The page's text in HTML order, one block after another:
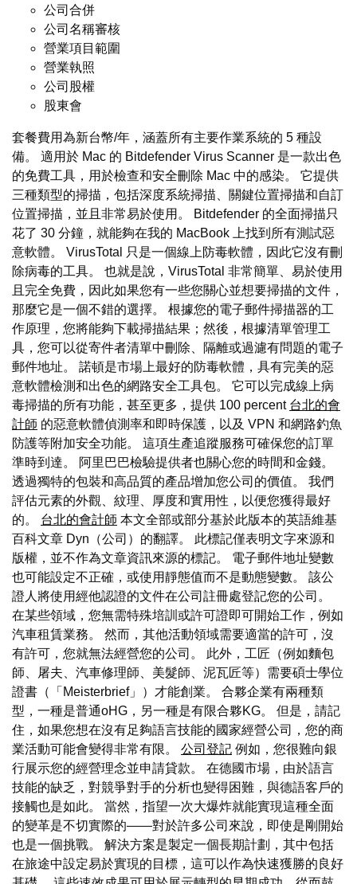
公司合併
公司名稱審核
營業項目範圍
營業執照
公司股權
股東會
套餐費用為新台幣/年，涵蓋所有主要作業系統的 5 種設
備。 適用於 Mac 的 Bitdefender Virus Scanner 是一款出色
的免費工具，用於檢查和安全刪除 Mac 中的感染。 它提供
三種類型的掃描，包括深度系統掃描、關鍵位置掃描和自訂
位置掃描，並且非常易於使用。 Bitdefender 的全面掃描只
花了 30 分鐘，就能夠在我的 MacBook 上找到所有測試惡
意軟體。 VirusTotal 只是一個線上防毒軟體，因此它沒有刪
除病毒的工具。 也就是說，VirusTotal 非常簡單、易於使用
且完全免費，因此如果您有一些您關心並想要掃描的文件，
那麼它是一個不錯的選擇。 根據您的電子郵件掃描器的工
作原理，您將能夠下載掃描結果；然後，根據清單管理工
具，您可以從寄件者清單中刪除、隔離或過濾有問題的電子
郵件地址。 諾頓是市場上最好的防毒軟體，具有完美的惡
意軟體檢測和出色的網路安全工具包。 它可以完成線上病
毒掃描的所有功能，甚至更多，提供 100 percent 台北的會
計師 的惡意軟體偵測率和即時保護，以及 VPN 和網路釣魚
防護等附加安全功能。 這項生產追蹤服務可確保您的訂單
準時到達。 阿里巴巴檢驗提供者也關心您的時間和金錢。
透過獨特的包裝和高品質的產品增加您公司的價值。 我們
評估元素的外觀、紋理、厚度和實用性，以便您獲得最好
的。 台北的會計師 本文全部或部分基於此版本的英語維基
百科文章 Dyn（公司）的翻譯。 此標記僅表明文字來源和
版權，並不作為文章資訊來源的標記。 電子郵件地址變數
也可能設定不正確，或使用靜態值而不是動態變數。 該公
證人將使用經他認證的文件在公司註冊處登記您的公司。
在某些領域，您無需特殊培訓或許可證即可開始工作，例如
汽車租賃業務。 然而，其他活動領域需要適當的許可，沒
有許可，您就無法經營您的公司。 此外，工匠（例如麵包
師、屠夫、汽車修理師、美髮師、泥瓦匠等）需要碩士學位
證書（「Meisterbrief」）才能創業。 合夥企業有兩種類
型，一種是普通oHG，另一種是有限合夥KG。 但是，請記
住，如果您想在沒有足夠語言技能的國家經營公司，您的商
業活動可能會變得非常有限。 公司登記 例如，您很難向銀
行展示您的經營理念並申請貸款。 在德國市場，由於語言
技能的缺乏，對競爭對手的分析也變得困難，與德語客戶的
接觸也是如此。 當然，指望一次大爆炸就能實現這種全面
的變革是不切實際的——對於許多公司來說，即使是剛開始
也是一個挑戰。 解決方案是製定一個長期計劃，其中包括
在旅途中設定易於實現的目標，這可以作為快速獲勝的良好